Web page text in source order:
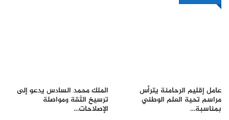
عامل إقليم الرحامنة يترأس
مراسم تحية العلم الوطني
بمناسبة…
الملك محمد السادس يدعو إلى
ترسيخ الثقة ومواصلة
الإصلاحات…